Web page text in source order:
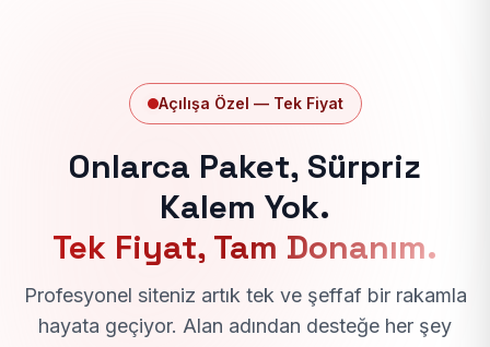
Açılışa Özel — Tek Fiyat
Onlarca Paket, Sürpriz
Kalem Yok.
Tek Fiyat, Tam Donanım.
Profesyonel siteniz artık tek ve şeffaf bir rakamla
hayata geçiyor. Alan adından desteğe her şey